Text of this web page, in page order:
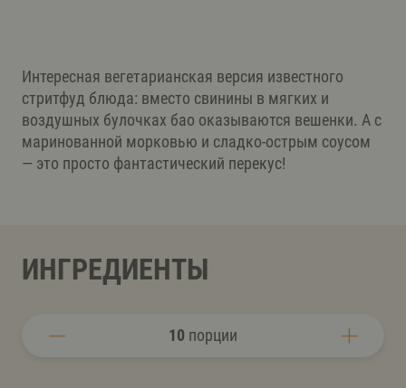
Интересная вегетарианская версия известного
стритфуд блюда: вместо свинины в мягких и
воздушных булочках бао оказываются вешенки. А с
маринованной морковью и сладко-острым соусом
— это просто фантастический перекус!
ИНГРЕДИЕНТЫ
10 порции